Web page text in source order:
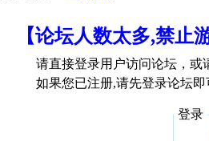
【论坛人数太多,禁
请直接登录用户访问论坛，或
如果您已注册,请先登录论坛即
登录